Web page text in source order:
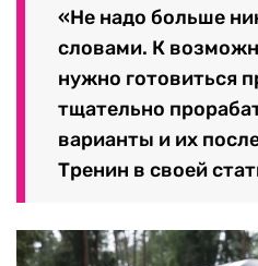
«Не надо больше
словами. К
нужно готовиться
тщательно
варианты и их
Тренин в своей